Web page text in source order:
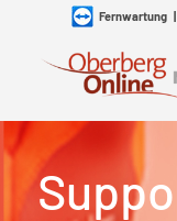
Fernwartung|